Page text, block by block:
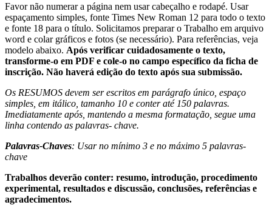
Favor não numerar a página nem usar cabeçalho e rodapé. Usar
espaçamento simples, fonte Times New Roman 12 para todo o texto
e fonte 18 para o título. Solicitamos preparar o Trabalho em arquivo
word e colar gráficos e fotos (se necessário). Para referências, veja
modelo abaixo. Após verificar cuidadosamente o texto,
transforme-o em PDF e cole-o no campo específico da ficha de
inscrição. Não haverá edição do texto após sua submissão.
Os RESUMOS devem ser escritos em parágrafo único, espaço
simples, em itálico, tamanho 10 e conter até 150 palavras.
Imediatamente após, mantendo a mesma formatação, segue uma
linha contendo as palavras- chave.
Palavras-Chaves: Usar no mínimo 3 e no máximo 5 palavras-
chave
Trabalhos deverão conter: resumo, introdução, procedimento
experimental, resultados e discussão, conclusões, referências e
agradecimentos.